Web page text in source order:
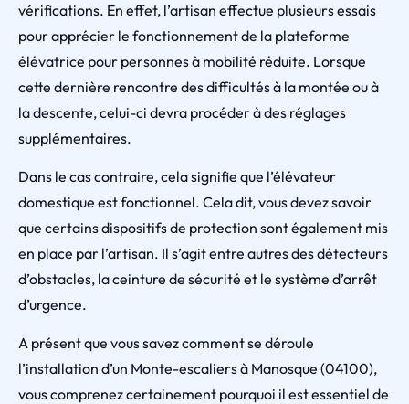
vérifications. En effet, l’artisan effectue plusieurs essais
pour apprécier le fonctionnement de la plateforme
élévatrice pour personnes à mobilité réduite. Lorsque
cette dernière rencontre des difficultés à la montée ou à
la descente, celui-ci devra procéder à des réglages
supplémentaires.
Dans le cas contraire, cela signifie que l’élévateur
domestique est fonctionnel. Cela dit, vous devez savoir
que certains dispositifs de protection sont également mis
en place par l’artisan. Il s’agit entre autres des détecteurs
d’obstacles, la ceinture de sécurité et le système d’arrêt
d’urgence.
A présent que vous savez comment se déroule
l’installation d’un Monte-escaliers à Manosque (04100),
vous comprenez certainement pourquoi il est essentiel de